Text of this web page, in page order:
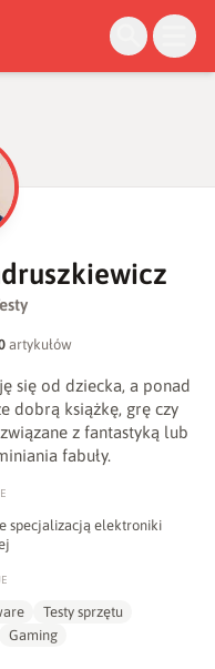
artykułów
się od dziecka, a ponad
dobrą książkę, grę czy
z fantastyką lub
fabuły.
specjalizacją elektroniki
Testy sprzętu
Gaming